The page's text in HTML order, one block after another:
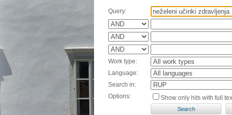
Query:
Work type:
Language:
Search in:
Options:
Show only hits with full